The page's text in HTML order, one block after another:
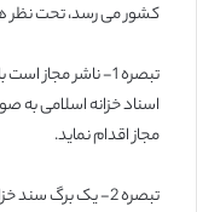
کشور می رسد، تحت نظر
تبصره 1- ناشر
اسناد خزانه اسلامی به
مجاز اقدام نماید.
تبصره 2- یک برگ